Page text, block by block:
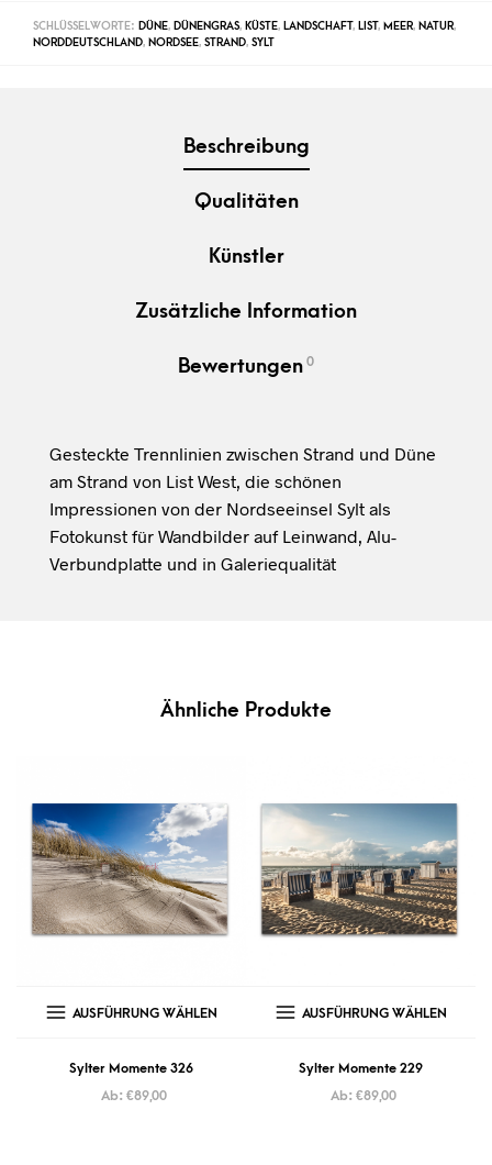
SCHLÜSSELWORTE: DÜNE, DÜNENGRAS, KÜSTE, LANDSCHAFT, LIST, MEER, NATUR,
NORDDEUTSCHLAND, NORDSEE, STRAND, SYLT
Beschreibung
Qualitäten
Künstler
Zusätzliche Information
Bewertungen 0
Gesteckte Trennlinien zwischen Strand und Düne
am Strand von List West, die schönen
Impressionen von der Nordseeinsel Sylt als
Fotokunst für Wandbilder auf Leinwand, Alu-
Verbundplatte und in Galeriequalität
Ähnliche Produkte
AUSFÜHRUNG WÄHLEN
Sylter Momente 326
Ab: €89,00
AUSFÜHRUNG WÄHLEN
Sylter Momente 229
Ab: €89,00